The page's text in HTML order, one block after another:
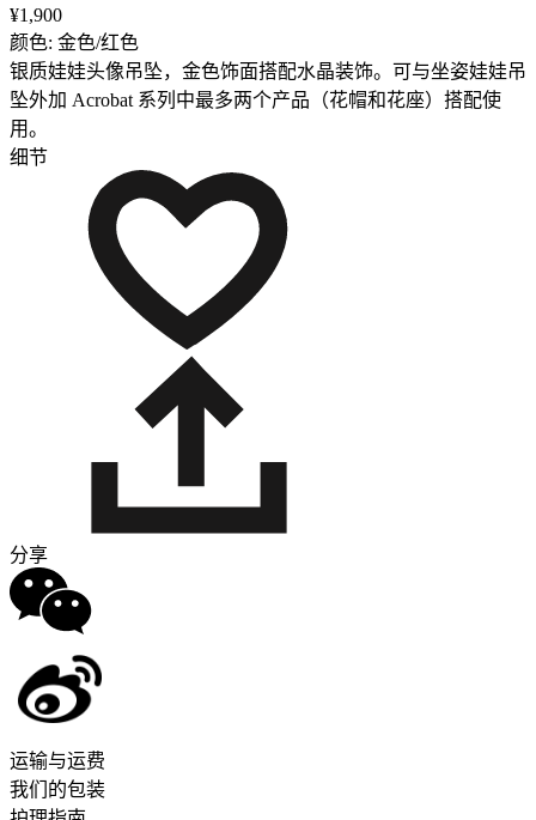
¥1,900
颜色: 金色/红色
银质娃娃头像吊坠，金色饰面搭配水晶装饰。可与坐姿娃娃吊
坠外加 Acrobat 系列中最多两个产品（花帽和花座）搭配使
用。
细节
分享
运输与运费
我们的包装